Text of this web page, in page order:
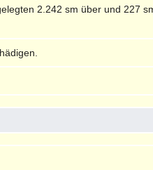
2.242 sm über und 227